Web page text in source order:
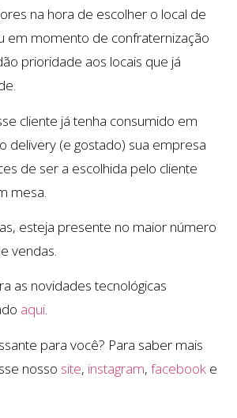
na hora de escolher o local de
em momento de confraternização
prioridade aos locais que já
cliente já tenha consumido em
delivery (e gostado) sua empresa
de ser a escolhida pelo cliente
mesa.
esteja presente no maior número
vendas.
as novidades tecnológicas
aqui.
para você? Para saber mais
nosso site, instagram,facebook e